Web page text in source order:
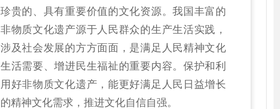
珍贵的、具有重要价值的文化资源。我国丰富的
非物质文化遗产源于人民群众的生产生活实践，
涉及社会发展的方方面面，是满足人民精神文化
生活需要、增进民生福祉的重要内容。保护和利
用好非物质文化遗产，能更好满足人民日益增长
的精神文化需求，推进文化自信自强。